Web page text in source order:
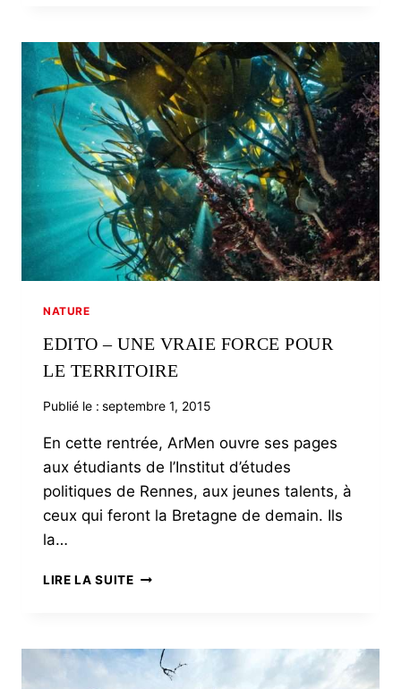
LE
MONDE
VÉGÉTAL
NATURE
EDITO – UNE VRAIE FORCE POUR
LE TERRITOIRE
Publié le : septembre 1, 2015
En cette rentrée, ArMen ouvre ses pages
aux étudiants de l’Institut d’études
politiques de Rennes, aux jeunes talents, à
ceux qui feront la Bretagne de demain. Ils
la…
LIRE LA SUITEEDITO
FORCE
POUR